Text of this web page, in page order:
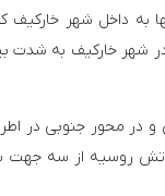
به داخل شهر
شهر خارکیف به شدت
محور جنوبی در
روسیه از سه جهت